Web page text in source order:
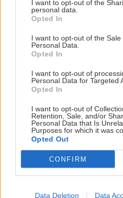
I want to opt-out of the
personal data.
Opted In
I want to opt-out of the Sale
Personal Data.
Opted In
I want to opt-out of
Personal Data for Targeted
Opted In
I want to opt-out of
Retention, Sale, and/or
Personal Data that Is
Purposes for which it was
Opted Out
CONFIRM
Data Deletion Data
ΠΕΡΙΣΣΟΤΕΡΑ
Οι "ήρωες της διπλανής
Οδυσσέας και ο Πίτερ
μυθολογία
GOSSIP - LIFESTYLE
Μπούκη: «"Βασανίζω" τον
καλοκαίρια»
Μπρούκλιν
μακαρόνια με
ΑΕΚ: Φιλική
πριν το